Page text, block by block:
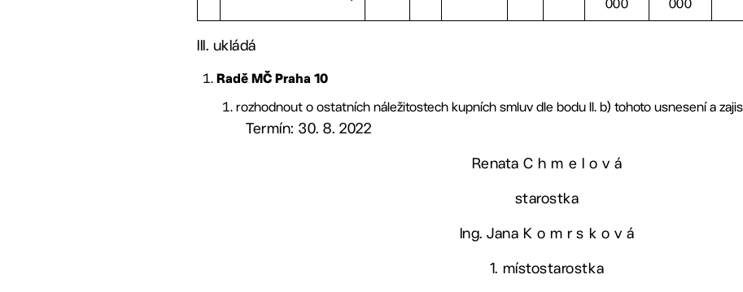
000
000
III. ukládá
Radě MČ Praha 10
rozhodnout o ostatních náležitostech kupních smluv dle bodu II. b) tohoto usnesení a
Termín: 30. 8. 2022
Renata C h m e l o v á
starostka
Ing. Jana K o m r s k o v á
1. místostarostka